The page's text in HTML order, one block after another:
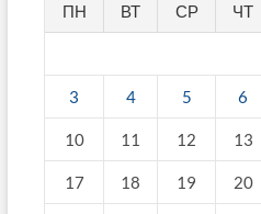
ПН ВТ СР ЧТ
3 4 5 6
10 11 12 13
17 18 19 20